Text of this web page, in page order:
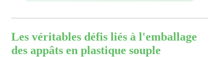
Les véritables défis liés à l'emballage
des appâts en plastique souple